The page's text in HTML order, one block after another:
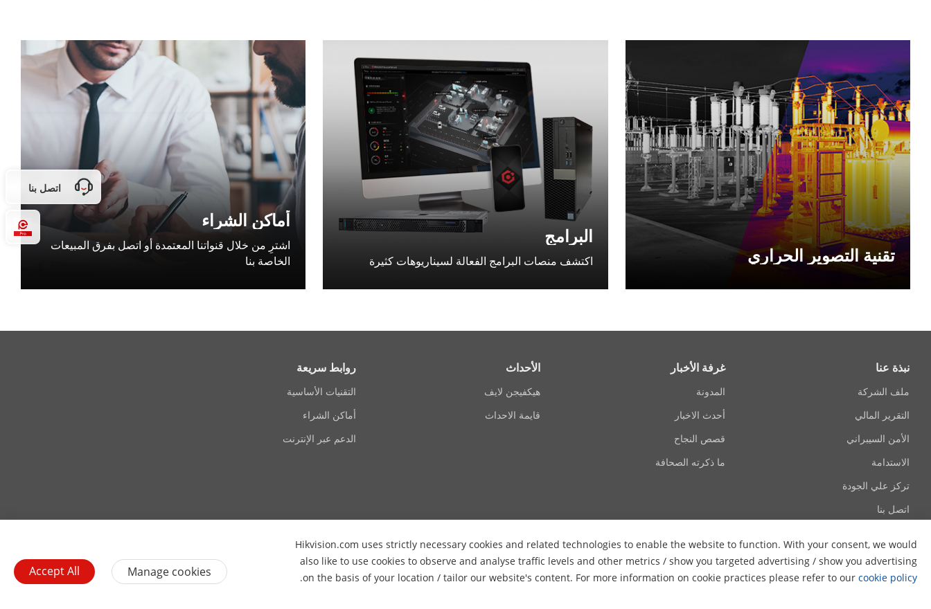
تقنية التصوير الحراري
البرامج
اكتشف منصات البرامج الفعالة لسيناريوهات كثيرة
أماكن الشراء
اشترِ من خلال قنواتنا المعتمدة أو اتصل بفرق المبيعات
الخاصة بنا
Hikvision.com uses strictly necessary cookies and related technologies to enable the website to function. With your consent, we would
also like to use cookies to observe and analyse traffic levels and other metrics / show you targeted advertising / show you advertising
on the basis of your location / tailor our website's content. For more information on cookie practices please refer to our cookie policy
.
Manage cookies
Accept All
اتصل بنا
نبذة عنا
ملف الشركة
التقرير المالي
الأمن السيبراني
الاستدامة
تركز علي الجودة
اتصل بنا
غرفة الأخبار
المدونة
أحدث الاخبار
قصص النجاح
ما ذكرته الصحافة
الأحداث
هيكفيجن لايف
قايمة الاحداث
روابط سريعة
التقنيات الأساسية
أماكن الشراء
الدعم عبر الإنترنت
اتصل بنا اشترك في النشرة الإخبارية